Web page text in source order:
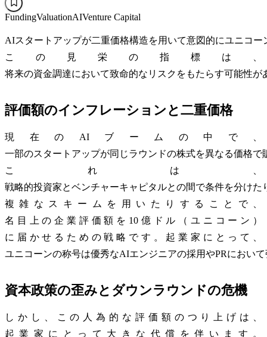
FundingValuationAIVenture Capital
AIスタートアップが二重価格構造を用いて意図的にユニコ
この見栄の指標は、
将来の資金調達において致命的なリスクをもたらす可能性が
評価額のインフレーションと二重価格
現在のAIブームの中で、
一部のスタートアップが同じラウンドの株式を異なる価格
これは、
戦略的投資家とベンチャーキャピタルとの間で条件を分けた
複雑なスキームを用いたりすることで、
名目上の企業評価額を10億ドル（ユニコーン）
に届かせるための戦略です。起業家にとって、
ユニコーンの称号は優秀なAIエンジニアの採用やPRにおい
資本政策の歪みとダウンラウンドの危機
しかし、この人為的な評価額のつり上げは、
起業家にとって大きな代償を伴います。